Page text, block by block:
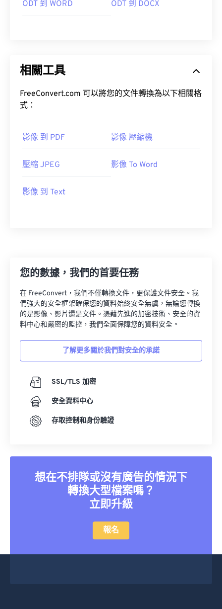
ODT 到 WORD ODT 到 DOCX
相關工具
FreeConvert.com 可以將您的文件轉換為以下相關格
式：
影像 到 PDF 影像 壓縮機
壓縮 JPEG 影像 To Word
影像 到 Text
您的數據，我們的首要任務
在 FreeConvert，我們不僅轉換文件，更保護文件安全。我
們強大的安全框架確保您的資料始終安全無虞，無論您轉換
的是影像、影片還是文件。憑藉先進的加密技術、安全的資
料中心和嚴密的監控，我們全面保障您的資料安全。
了解更多關於我們對安全的承諾
SSL/TLS 加密
安全資料中心
存取控制和身份驗證
想在不排隊或沒有廣告的情況下
轉換大型檔案嗎？
立即升級
報名